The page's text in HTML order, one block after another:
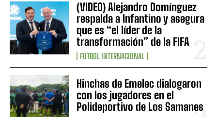
(VIDEO) Alejandro Domínguez
respalda a Infantino y asegura
que es “el líder de la
transformación” de la FIFA
FÚTBOL INTERNACIONAL
Hinchas de Emelec dialogaron
con los jugadores en el
Polideportivo de Los Samanes